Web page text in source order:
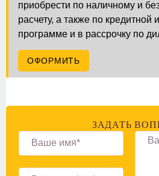
приобрести по наличному и
расчету, а также по кредитной
программе и в рассрочку по
ОФОРМИТЬ
ЗАДАТЬ